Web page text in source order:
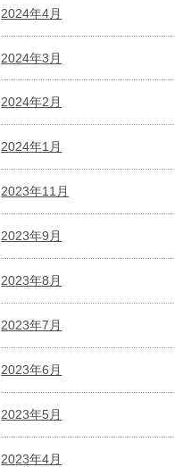
2024年4月
2024年3月
2024年2月
2024年1月
2023年11月
2023年9月
2023年8月
2023年7月
2023年6月
2023年5月
2023年4月